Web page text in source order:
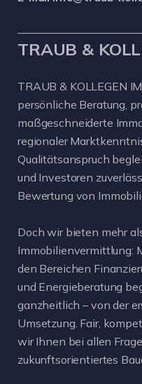
TRAUB &
TRAUB & KOLLEGEN
persönliche Beratung,
maßgeschneiderte
regionaler
Qualitätsanspruch
und Investoren
Bewertung von
Doch wir bieten mehr
Immobilienvermittlung:
den Bereichen
und Energieberatung
ganzheitlich – von der
Umsetzung. Fair,
wir Ihnen bei allen
zukunftsorientiertes